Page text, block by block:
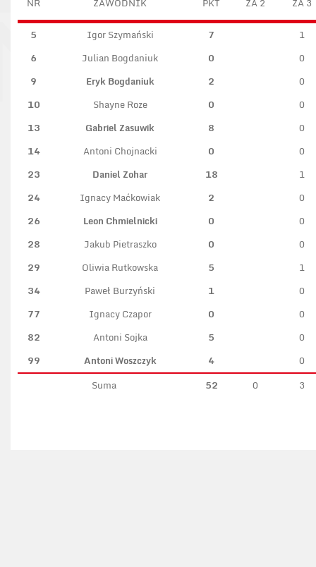
5 Igor Szymański 7
1
6
Julian Bogdaniuk 0
0
9
Eryk Bogdaniuk 2
0
10
Shayne Roze 0
0
13
Gabriel Zasuwik 8
0
14
Antoni Chojnacki 0
0
23
Daniel Zohar 18
1
24
Ignacy Maćkowiak 2
0
26
Leon Chmielnicki 0
0
28
Jakub Pietraszko 0
0
29
Oliwia Rutkowska 5
1
34
Paweł Burzyński 1
0
77
Ignacy Czapor 0
0
82
Antoni Sojka 5
0
99
Antoni Woszczyk 4
0
Suma
52 0 3